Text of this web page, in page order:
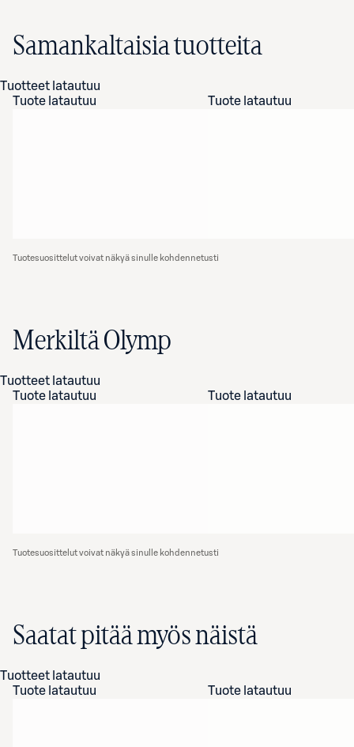
Samankaltaisia tuotteita
Tuotteet latautuu
Tuote latautuu
Tuote latautuu
Tuotesuosittelut voivat näkyä sinulle kohdennetusti
Merkiltä Olymp
Tuotteet latautuu
Tuote latautuu
Tuote latautuu
Tuotesuosittelut voivat näkyä sinulle kohdennetusti
Saatat pitää myös näistä
Tuotteet latautuu
Tuote latautuu
Tuote latautuu